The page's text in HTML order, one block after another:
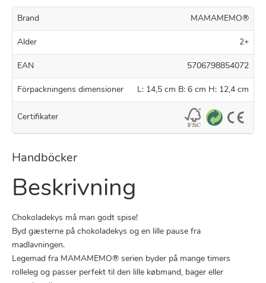
Brand MAMAMEMO®
Alder 2+
EAN 5706798854072
Förpackningens dimensioner L: 14,5 cm B: 6 cm H: 12,4 cm
Certifikater
Handböcker
Beskrivning
Chokoladekys må man godt spise!
Byd gæsterne på chokoladekys og en lille pause fra
madlavningen.
Legemad fra MAMAMEMO® serien byder på mange timers
rolleleg og passer perfekt til den lille købmand, bager eller